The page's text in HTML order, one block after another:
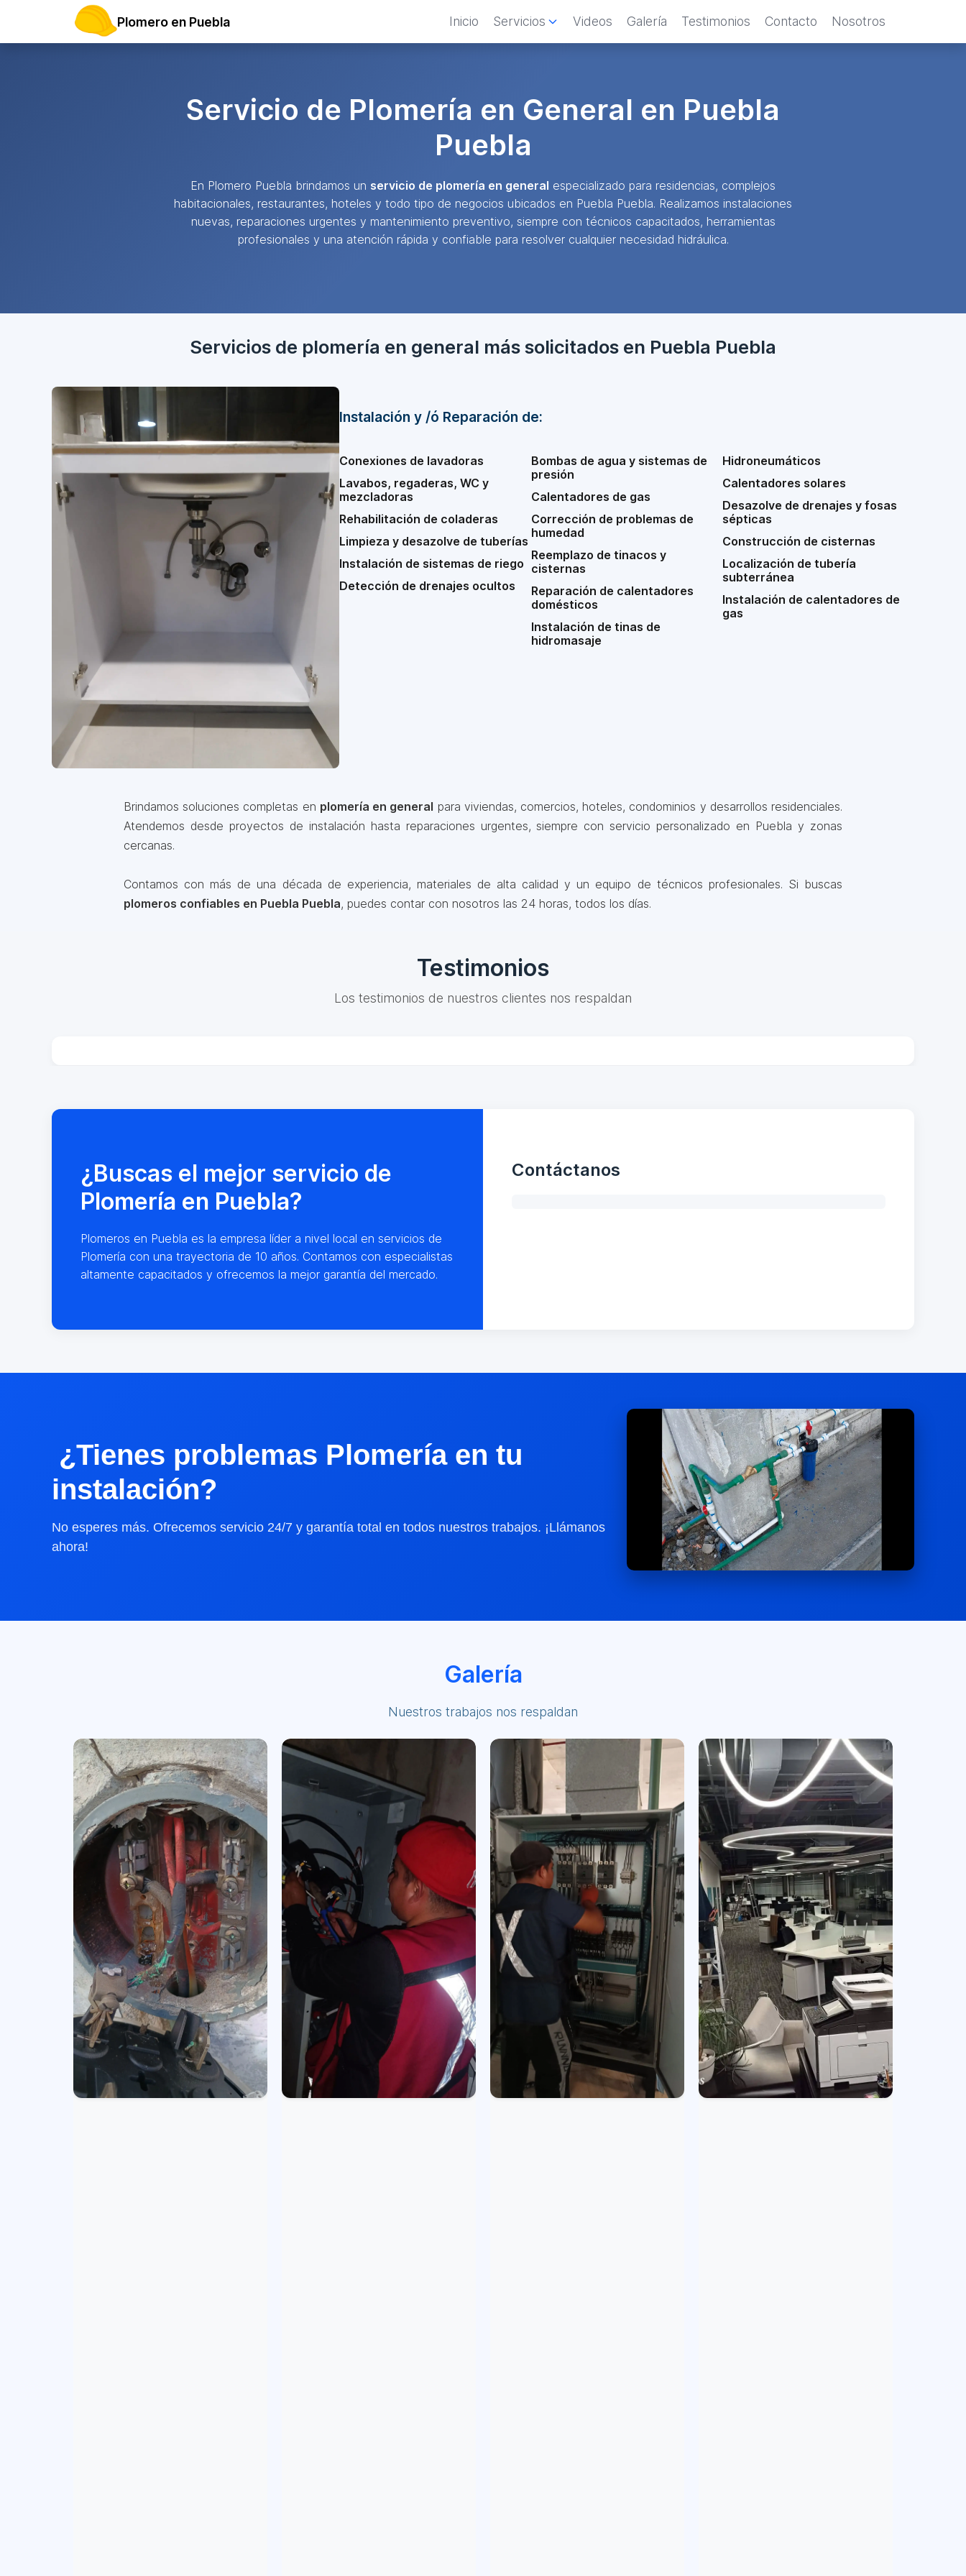
Plomero en Puebla Inicio Servicios Videos Galería Testimonios Contacto Nosotros
Servicio de Plomería en General en Puebla
Puebla
En Plomero Puebla brindamos un servicio de plomería en general especializado para residencias, complejos
habitacionales, restaurantes, hoteles y todo tipo de negocios ubicados en Puebla Puebla. Realizamos instalaciones
nuevas, reparaciones urgentes y mantenimiento preventivo, siempre con técnicos capacitados, herramientas
profesionales y una atención rápida y confiable para resolver cualquier necesidad hidráulica.
Servicios de plomería en general más solicitados en Puebla Puebla
Instalación y /ó Reparación de:
Conexiones de lavadoras
Lavabos, regaderas, WC y
mezcladoras
Rehabilitación de coladeras
Limpieza y desazolve de tuberías
Instalación de sistemas de riego
Detección de drenajes ocultos
Bombas de agua y sistemas de
presión
Calentadores de gas
Corrección de problemas de
humedad
Reemplazo de tinacos y
cisternas
Reparación de calentadores
domésticos
Instalación de tinas de
hidromasaje
Hidroneumáticos
Calentadores solares
Desazolve de drenajes y fosas
sépticas
Construcción de cisternas
Localización de tubería
subterránea
Instalación de calentadores de
gas
Brindamos soluciones completas en plomería en general para viviendas, comercios, hoteles, condominios y desarrollos residenciales.
Atendemos desde proyectos de instalación hasta reparaciones urgentes, siempre con servicio personalizado en Puebla y zonas
cercanas.
Contamos con más de una década de experiencia, materiales de alta calidad y un equipo de técnicos profesionales. Si buscas
plomeros confiables en Puebla Puebla, puedes contar con nosotros las 24 horas, todos los días.
Testimonios
Los testimonios de nuestros clientes nos respaldan
¿Buscas el mejor servicio de
Plomería en Puebla?
Plomeros en Puebla es la empresa líder a nivel local en servicios de
Plomería con una trayectoria de 10 años. Contamos con especialistas
altamente capacitados y ofrecemos la mejor garantía del mercado.
Contáctanos
¿Tienes problemas Plomería en tu
instalación?
No esperes más. Ofrecemos servicio 24/7 y garantía total en todos nuestros trabajos. ¡Llámanos
ahora!
Galería
Nuestros trabajos nos respaldan